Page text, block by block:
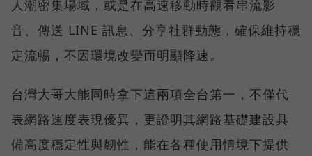
人潮密集場域，或是在高速移動時觀看串流影
音、傳送 LINE 訊息、分享社群動態，確保維持穩
定流暢，不因環境改變而明顯降速。
台灣大哥大能同時拿下這兩項全台第一，不僅代
表網路速度表現優異，更證明其網路基礎建設具
備高度穩定性與韌性，能在各種使用情境下提供